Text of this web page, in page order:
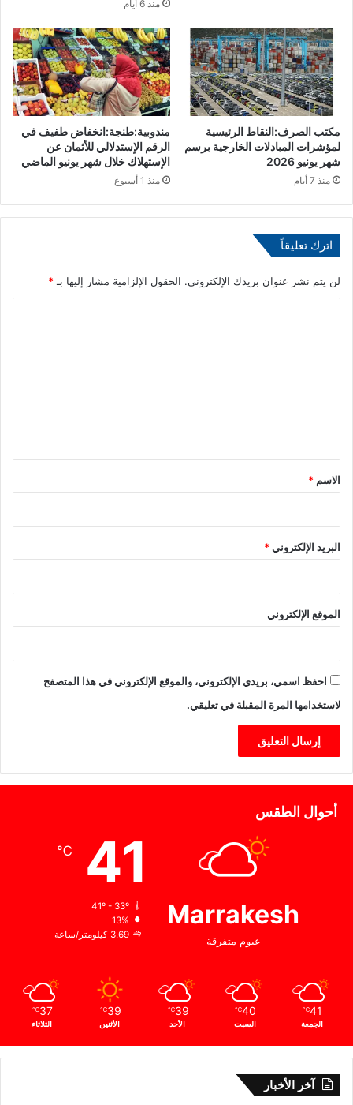
س
ل
ج
ي
ش
ل
أ
ر
ك
منذ 6 أيام
مكتب الصرف:النقاط الرئيسية
لمؤشرات المبادلات الخارجية برسم
شهر يونيو 2026
منذ 7 أيام
مندوبية:طنجة:انخفاض طفيف في
الرقم الإستدلالي للأثمان عن
الإستهلاك خلال شهر يونيو الماضي
منذ 1 أسبوع
اترك تعليقاً
لن يتم نشر عنوان بريدك الإلكتروني. الحقول الإلزامية مشار إليها بـ*
*
الاسم *
البريد الإلكتروني*
الموقع الإلكتروني
احفظ اسمي، بريدي الإلكتروني، والموقع الإلكتروني في هذا المتصفح
لاستخدامها المرة المقبلة في تعليقي.
أحوال الطقس
Marrakesh
غيوم متفرقة
41
℃
41º - 33º
13%
3.69 كيلومتر/ساعة
41
℃
الجمعة
40
℃
السبت
39
℃
الأحد
39
℃
الأثنين
37
℃
الثلاثاء
آخر الأخبار